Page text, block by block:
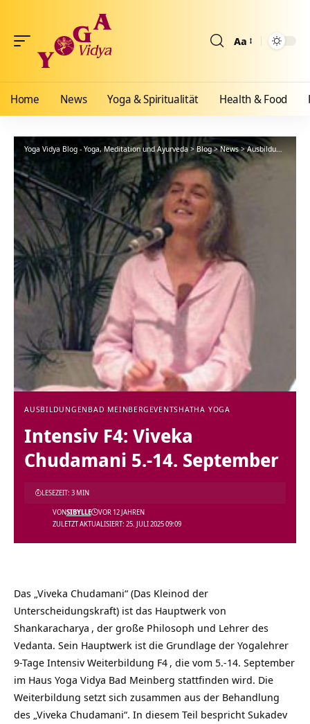
Aa
Home News Yoga & Spiritualität Health & Food
Yoga Vidya Blog - Yoga, Meditation und Ayurveda >Blog>News>Ausbildungen
AUSBILDUNGEN BAD MEINBERG EVENTSHATHA YOGA
Intensiv F4: Viveka
Chudamani 5.-14. September
ZULETZT AKTUALISIERT: 25. JULI 2025 09:09
VONSIBYLLE VOR 12 JAHREN
LESEZEIT: 3 MIN
Das „Viveka Chudamani“ (Das Kleinod der
Unterscheidungskraft) ist das Hauptwerk von
Shankaracharya , der große Philosoph und Lehrer des
Vedanta. Sein Hauptwerk ist die Grundlage der Yogalehrer
9-Tage Intensiv Weiterbildung F4 , die vom 5.-14. September
im Haus Yoga Vidya Bad Meinberg stattfinden wird. Die
Weiterbildung setzt sich zusammen aus der Behandlung
des „Viveka Chudamani“. In diesem Teil bespricht Sukadev